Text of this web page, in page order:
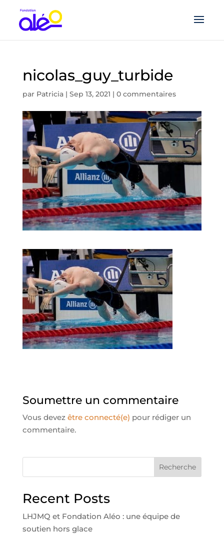
nicolas_guy_turbide
par Patricia| Sep 13, 2021 | 0 commentaires
Soumettre un commentaire
Vous devez être connecté(e) pour rédiger un
commentaire.
Recherche
Recent Posts
LHJMQ et Fondation Aléo : une équipe de
soutien hors glace